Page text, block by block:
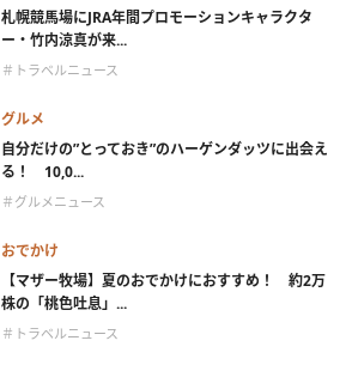
札幌競馬場にJRA年間プロモーションキャラクタ
ー・竹内涼真が来...
＃トラベルニュース
グルメ
自分だけの”とっておき”のハーゲンダッツに出会え
る！ 10,0...
＃グルメニュース
おでかけ
【マザー牧場】夏のおでかけにおすすめ！ 約2万
株の「桃色吐息」...
＃トラベルニュース